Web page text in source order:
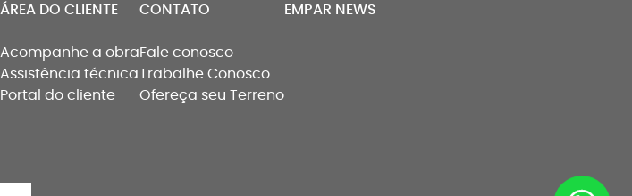
ÁREA DO CLIENTE
Acompanhe a obra
Assistência técnica
Portal do cliente
CONTATO
Fale conosco
Trabalhe Conosco
Ofereça seu Terreno
EMPAR NEWS